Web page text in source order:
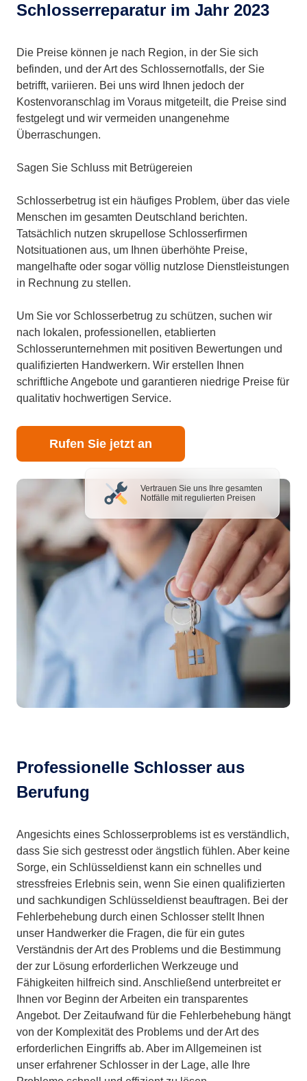
Schlosserreparatur im Jahr 2023
Die Preise können je nach Region, in der Sie sich
befinden, und der Art des Schlossernotfalls, der Sie
betrifft, variieren. Bei uns wird Ihnen jedoch der
Kostenvoranschlag im Voraus mitgeteilt, die Preise sind
festgelegt und wir vermeiden unangenehme
Überraschungen.
Sagen Sie Schluss mit Betrügereien
Schlosserbetrug ist ein häufiges Problem, über das viele
Menschen im gesamten Deutschland berichten.
Tatsächlich nutzen skrupellose Schlosserfirmen
Notsituationen aus, um Ihnen überhöhte Preise,
mangelhafte oder sogar völlig nutzlose Dienstleistungen
in Rechnung zu stellen.
Um Sie vor Schlosserbetrug zu schützen, suchen wir
nach lokalen, professionellen, etablierten
Schlosserunternehmen mit positiven Bewertungen und
qualifizierten Handwerkern. Wir erstellen Ihnen
schriftliche Angebote und garantieren niedrige Preise für
qualitativ hochwertigen Service.
Rufen Sie jetzt an
Vertrauen Sie uns Ihre gesamten
Notfälle mit regulierten Preisen
Professionelle Schlosser aus
Berufung
Angesichts eines Schlosserproblems ist es verständlich,
dass Sie sich gestresst oder ängstlich fühlen. Aber keine
Sorge, ein Schlüsseldienst kann ein schnelles und
stressfreies Erlebnis sein, wenn Sie einen qualifizierten
und sachkundigen Schlüsseldienst beauftragen. Bei der
Fehlerbehebung durch einen Schlosser stellt Ihnen
unser Handwerker die Fragen, die für ein gutes
Verständnis der Art des Problems und die Bestimmung
der zur Lösung erforderlichen Werkzeuge und
Fähigkeiten hilfreich sind. Anschließend unterbreitet er
Ihnen vor Beginn der Arbeiten ein transparentes
Angebot. Der Zeitaufwand für die Fehlerbehebung hängt
von der Komplexität des Problems und der Art des
erforderlichen Eingriffs ab. Aber im Allgemeinen ist
unser erfahrener Schlosser in der Lage, alle Ihre